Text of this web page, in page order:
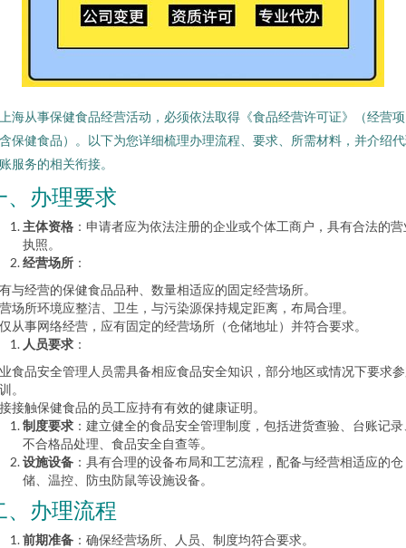
海从事保健食品经营活动，必须依法取得《食品经营许可证》（经营
保健食品）。以下为您详细梳理办理流程、要求、所需材料，并介绍
服务的相关衔接。
、办理要求
主体资格 ：申请者应为依法注册的企业或个体工商户，具有合法的营
执照。
经营场所 ：
与经营的保健食品品种、数量相适应的固定经营场所。
场所环境应整洁、卫生，与污染源保持规定距离，布局合理。
从事网络经营，应有固定的经营场所（仓储地址）并符合要求。
人员要求 ：
食品安全管理人员需具备相应食品安全知识，部分地区或情况下要求
。
接触保健食品的员工应持有有效的健康证明。
制度要求 ：建立健全的食品安全管理制度，包括进货查验、台账记录
不合格品处理、食品安全自查等。
设施设备 ：具有合理的设备布局和工艺流程，配备与经营相适应的仓
储、温控、防虫防鼠等设施设备。
、办理流程
前期准备 ：确保经营场所、人员、制度均符合要求。